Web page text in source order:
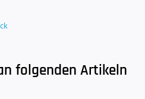
folgenden Artikeln